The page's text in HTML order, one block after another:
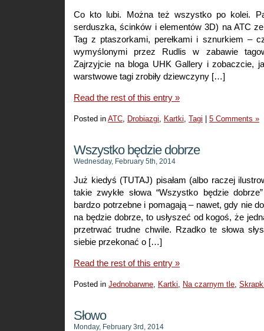
Co kto lubi. Można też wszystko po kolei.
serduszka, ścinków i elementów 3D) na ATC
Tag z ptaszorkami, perełkami i sznurkiem –
wymyślonymi przez Rudlis w zabawie
Zajrzyjcie na bloga UHK Gallery i zobaczcie,
warstwowe tagi zrobiły dziewczyny […]
Read the rest of this entry »
Posted in ATC, Drobiazgi, Kartki, Tagi 5 Comments »
Wszystko będzie dobrze
Wednesday, February 5th, 2014
Już kiedyś (TUTAJ) pisałam (albo raczej
takie zwykłe słowa “Wszystko będzie
bardzo potrzebne i pomagają – nawet, gdy nie
na będzie dobrze, to usłyszeć od kogoś, że
przetrwać trudne chwile. Rzadko te słowa
siebie przekonać o […]
Read the rest of this entry »
Posted in Jednobarwne, Kartki, Na czarnym tle,
Słowo
Monday, February 3rd, 2014